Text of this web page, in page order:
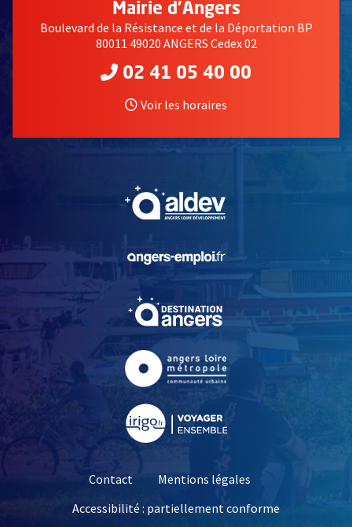
Mairie d'Angers
Boulevard de la Résistance et de la Déportation BP
80011 49020 ANGERS Cedex 02
02 41 05 40 00
Voir les horaires
, Ouvre une nouvelle
, Ouvre une nouvelle
Contact
Mentions légales
Accessibilité : partiellement conforme